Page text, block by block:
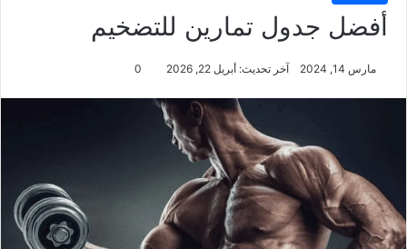
أفضل جدول تمارين للتضخيم
مارس 14, 2024 آخر تحديث: أبريل 22, 2026 0